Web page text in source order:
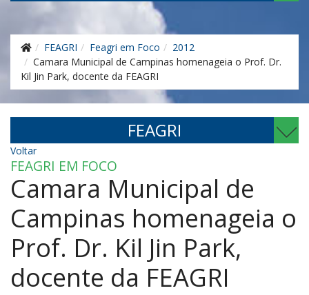
FEAGRI Feagri em Foco
2012
Camara Municipal de Campinas homenageia o Prof. Dr.
Kil Jin Park, docente da FEAGRI
FEAGRI
Voltar
FEAGRI EM FOCO
Camara Municipal de
Campinas homenageia o
Prof. Dr. Kil Jin Park,
docente da FEAGRI